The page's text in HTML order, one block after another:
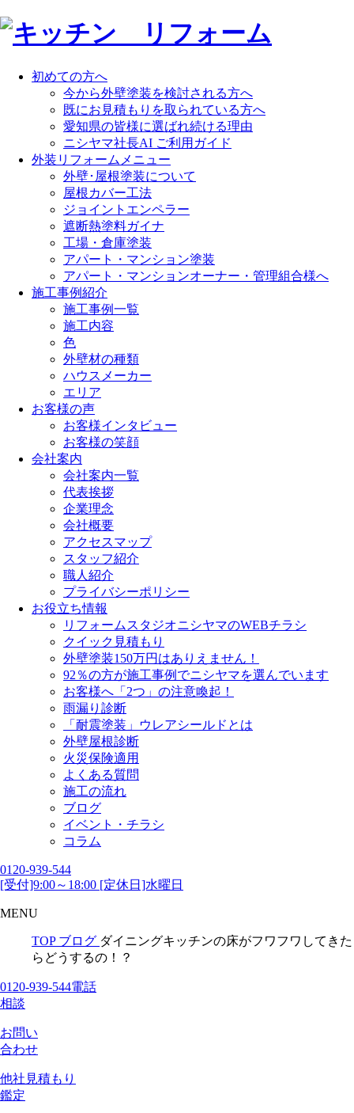
初めての方へ
今から外壁塗装を検討される方へ
既にお見積もりを取られている方へ
愛知県の皆様に選ばれ続ける理由
ニシヤマ社長AI ご利用ガイド
外装リフォームメニュー
外壁･屋根塗装について
屋根カバー工法
ジョイントエンペラー
遮断熱塗料ガイナ
工場・倉庫塗装
アパート・マンション塗装
アパート・マンションオーナー・管理組合様へ
施工事例紹介
施工事例一覧
施工内容
色
外壁材の種類
ハウスメーカー
エリア
お客様の声
お客様インタビュー
お客様の笑顔
会社案内
会社案内一覧
代表挨拶
企業理念
会社概要
アクセスマップ
スタッフ紹介
職人紹介
プライバシーポリシー
お役立ち情報
リフォームスタジオニシヤマのWEBチラシ
クイック見積もり
外壁塗装150万円はありえません！
92％の方が施工事例でニシヤマを選んでいます
お客様へ「2つ」の注意喚起！
雨漏り診断
「耐震塗装」ウレアシールドとは
外壁屋根診断
火災保険適用
よくある質問
施工の流れ
ブログ
イベント・チラシ
コラム
0120-939-544
[受付]9:00～18:00 [定休日]水曜日
MENU
TOP ブログ ダイニングキッチンの床がフワフワしてきた
らどうするの！？
0120-939-544電話
相談
お問い
合わせ
他社見積もり
鑑定